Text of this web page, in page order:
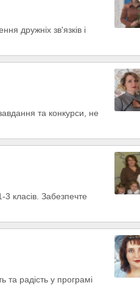
дружніх зв'язків і
та конкурси, не
класів. Забезпечте
та радість у програмі